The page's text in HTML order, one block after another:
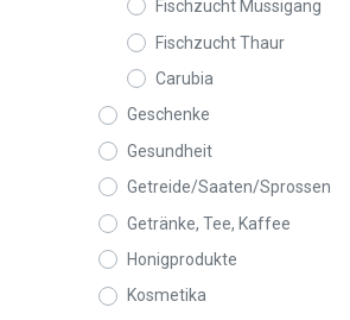
Fischzucht Müssigang
Fischzucht Thaur
Carubia
Geschenke
Gesundheit
Getreide/Saaten/Sprossen
Getränke, Tee, Kaffee
Honigprodukte
Kosmetika